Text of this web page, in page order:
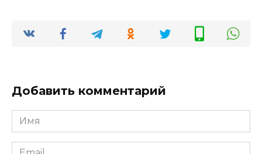
Добавить комментарий
Имя
Email